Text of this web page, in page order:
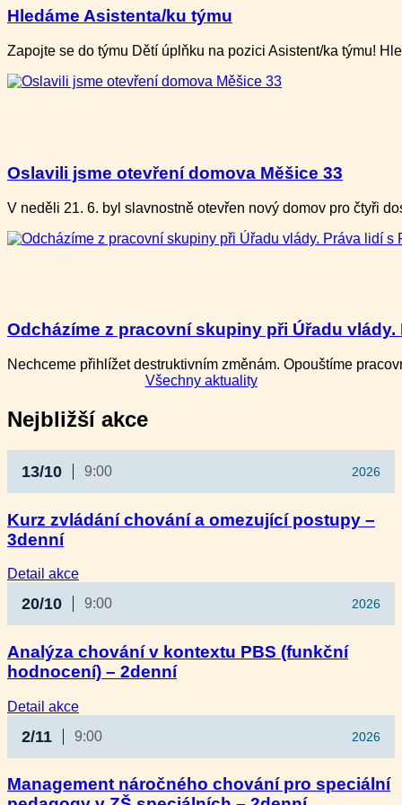
Hledáme Asistenta/ku týmu
Zapojte se do týmu Dětí úplňku na pozici Asistent/ka týmu!
Oslavili jsme otevření domova Měšice 33
V neděli ​21. 6. b​yl slavnostně otevře​n nový domov pro ​čtyři
Odcházíme z pracovní skupiny při Úřadu vlády.
Nechceme přihlížet destruktivním změnám. Opouštíme
Všechny aktuality
Nejbližší akce
13/10 2026
9:00
Kurz zvládání chování a omezující postupy –
3denní
Detail akce:
zvládání
postupy
–
3denní
20/10 2026
9:00
Analýza chování v kontextu PBS (funkční
hodnocení) – 2denní
Detail akce:
chování
(funkční
2/11 2026
9:00
Management náročného chování pro speciální